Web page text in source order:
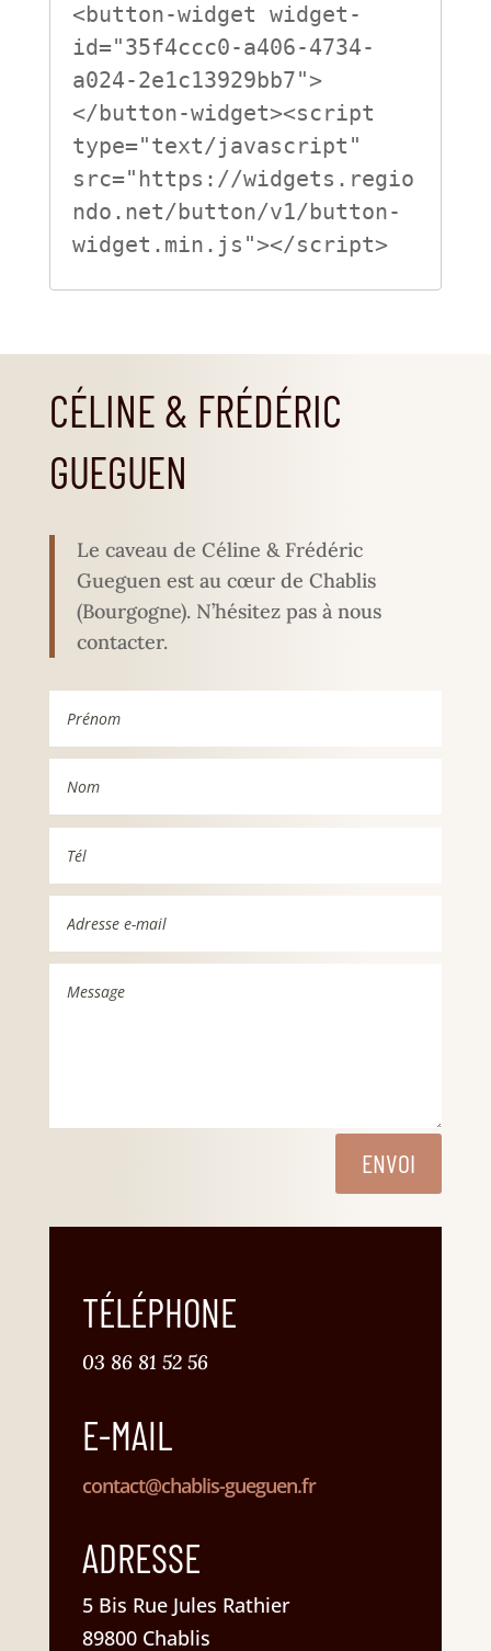
<button-widget widget-
id="35f4ccc0-a406-4734-
a024-2e1c13929bb7">
</button-widget><script
type="text/javascript"
src="https://widgets.regio
ndo.net/button/v1/button-
widget.min.js"></script>
CÉLINE & FRÉDÉRIC
GUEGUEN
Le caveau de Céline & Frédéric
Gueguen est au cœur de Chablis
(Bourgogne). N’hésitez pas à nous
contacter.
ENVOI
TÉLÉPHONE
03 86 81 52 56
E-MAIL
contact@chablis-gueguen.fr
ADRESSE
5 Bis Rue Jules Rathier
89800 Chablis